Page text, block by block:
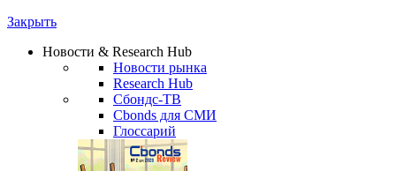
Закрыть
Новости & Research Hub
Новости рынка
Research Hub
Сбондс-ТВ
Cbonds для СМИ
Глоссарий